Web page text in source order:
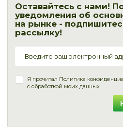
Оставайтесь с нами!
уведомления об
на рынке -
рассылку!
Я прочитал Политика
с обработкой моих данных.